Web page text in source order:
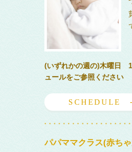
(いずれかの週の)木曜日
ュールをご参照ください
SCHEDULE
パパママクラス(赤ち